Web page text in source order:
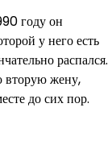
году он
у него есть
распался.
вторую жену,
до сих пор.